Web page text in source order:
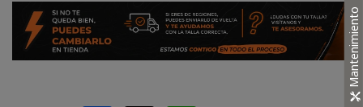
Mantenimiento